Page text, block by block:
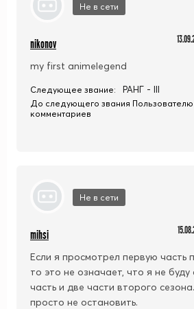
Не в сети
nikonov
my first animelegend
Следующее звание: РАНГ - III
До следующего звания Пользователю
комментариев
Не в сети
mihsi
Если я просмотрел первую часть
то это не означает, что я не
часть и две части второго
просто не остановить.